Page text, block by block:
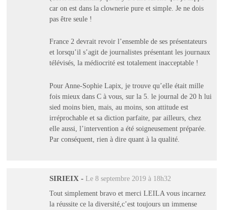
car on est dans la clownerie pure et simple. Je ne dois
pas être seule !
France 2 devrait revoir l’ensemble de ses présentateurs
et lorsqu’il s’agit de journalistes présentant les journaux
télévisés, la médiocrité est totalement inacceptable !
Pour Anne-Sophie Lapix, je trouve qu’elle était mille
fois mieux dans C à vous, sur la 5. le journal de 20 h lui
sied moins bien, mais, au moins, son attitude est
irréprochable et sa diction parfaite, par ailleurs, chez
elle aussi, l’intervention a été soigneusement préparée.
Par conséquent, rien à dire quant à la qualité.
SIRIEIX - Le 8 septembre 2019 à 18h32
Tout simplement bravo et merci LEILA vous incarnez
la réussite ce la diversité,c’est toujours un immense